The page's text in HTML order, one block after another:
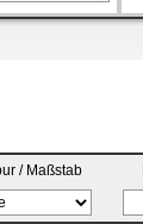
/ Maßstab